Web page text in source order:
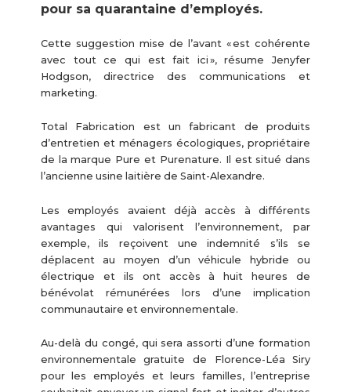
pour sa quarantaine d’employés.
Cette suggestion mise de l’avant « est cohérente
avec tout ce qui est fait ici », résume Jenyfer
Hodgson, directrice des communications et
marketing.
Total Fabrication est un fabricant de produits
d’entretien et ménagers écologiques, propriétaire
de la marque Pure et Purenature. Il est situé dans
l’ancienne usine laitière de Saint-Alexandre.
Les employés avaient déjà accès à différents
avantages qui valorisent l’environnement, par
exemple, ils reçoivent une indemnité s’ils se
déplacent au moyen d’un véhicule hybride ou
électrique et ils ont accès à huit heures de
bénévolat rémunérées lors d’une implication
communautaire et environnementale.
Au-delà du congé, qui sera assorti d’une formation
environnementale gratuite de Florence-Léa Siry
pour les employés et leurs familles, l’entreprise